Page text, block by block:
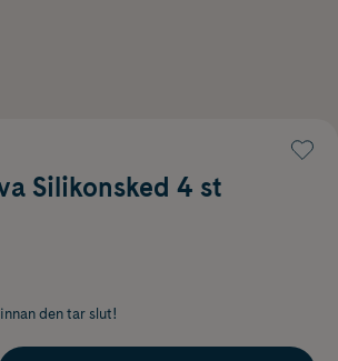
Silikonsked 4 st
den tar slut!